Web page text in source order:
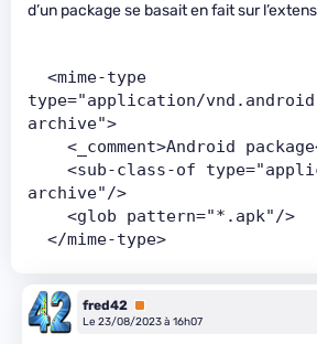
d’un package se basait en fait sur
type="application/
archive">
<_comment>Android
archive"/>
    <glob pattern="*.apk"/>
  </mime-type>
fred42 Premium
Le 23/08/2023 à 16h07